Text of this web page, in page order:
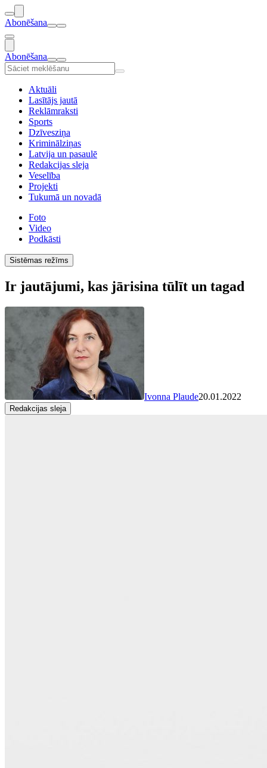
Abonēšana
Abonēšana
Aktuāli
Lasītājs jautā
Reklāmraksti
Sports
Dzīvesziņa
Kriminālziņas
Latvija un pasaulē
Redakcijas sleja
Veselība
Projekti
Tukumā un novadā
Foto
Video
Podkāsti
Sistēmas režīms
Ir jautājumi, kas jārisina tūlīt un tagad
Ivonna Plaude20.01.2022
Redakcijas sleja